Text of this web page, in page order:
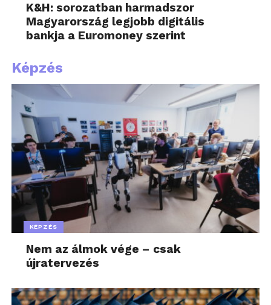
K&H: sorozatban harmadszor
Magyarország legjobb digitális
bankja a Euromoney szerint
Képzés
KÉPZÉS
Nem az álmok vége – csak
újratervezés